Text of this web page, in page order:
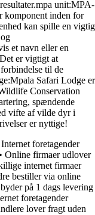
unit:MPA-
komponent inden for
kan spille en vigtig
et navn eller en
er vigtigt at
til de
Safari Lodge er
Conservation
spændende
vifte af vilde dyr i
er nyttige!
Internet foretagender
Online firmaer udlover
internet firmaer
bestiller via online
på 1 dags levering
foretagender
lover fragt uden